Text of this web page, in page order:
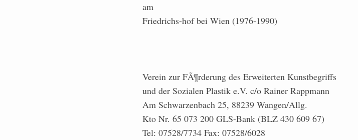
am
Friedrichs-hof bei Wien (1976-1990)
Verein zur FÃ¶rderung des Erweiterten Kunstbegriffs
und der Sozialen Plastik e.V. c/o Rainer Rappmann
Am Schwarzenbach 25, 88239 Wangen/Allg.
Kto Nr. 65 073 200 GLS-Bank (BLZ 430 609 67)
Tel: 07528/7734 Fax: 07528/6028